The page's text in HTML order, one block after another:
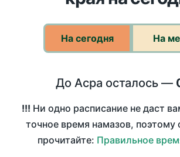
На сегодня На
До Асра осталось —
!!! Ни одно расписание не даст
точное время намазов, поэтому
прочитайте: Правильное